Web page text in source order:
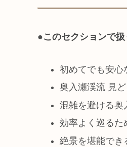
●このセクションで
初めてでも安
奥入瀬渓流 見
混雑を避ける奥
効率よく巡るた
絶景を堪能でき